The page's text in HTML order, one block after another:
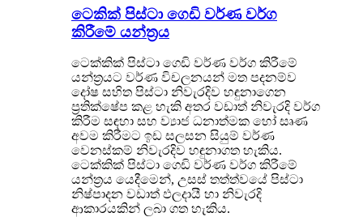
ටෙකික් පිස්ටා ගෙඩි වර්ණ වර්ග
කිරීමේ යන්ත්‍රය
ටෙක්කික් පිස්ටා ගෙඩි වර්ණ වර්ග කිරීමේ
යන්ත්‍රයට වර්ණ විචලනයන් මත පදනම්ව
දෝෂ සහිත පිස්ටා නිවැරදිව හඳුනාගෙන
ප්‍රතික්ෂේප කළ හැකි අතර වඩාත් නිවැරදි වර්ග
කිරීම සඳහා සහ ව්‍යාජ ධනාත්මක හෝ සෘණ
අවම කිරීමට ඉඩ සලසන සියුම් වර්ණ
වෙනස්කම් නිවැරදිව හඳුනාගත හැකිය.
ටෙක්කික් පිස්ටා ගෙඩි වර්ණ වර්ග කිරීමේ
යන්ත්‍රය යෙදීමෙන්, උසස් තත්ත්වයේ පිස්ටා
නිෂ්පාදන වඩාත් ඵලදායී හා නිවැරදි
ආකාරයකින් ලබා ගත හැකිය.